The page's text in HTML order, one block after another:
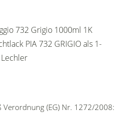
732 Grigio 1000ml 1K
PIA 732 GRIGIO als 1-
Verordnung (EG) Nr. 1272/2008: